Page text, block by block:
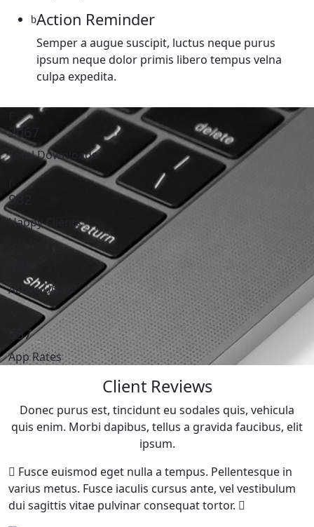
Action Reminder
Semper a augue suscipit, luctus neque purus
ipsum neque dolor primis libero tempus velna
culpa expedita.
2067
Total Downloads
982
Happy Clients
Active Users
537
App Rates
Client Reviews
Donec purus est, tincidunt eu sodales quis, vehicula
quis enim. Morbi dapibus, tellus a gravida faucibus, elit
ipsum.
Fusce euismod eget nulla a tempus. Pellentesque in
varius metus. Fusce iaculis cursus ante, vel vestibulum
dui sagittis vitae pulvinar consequat tortor.